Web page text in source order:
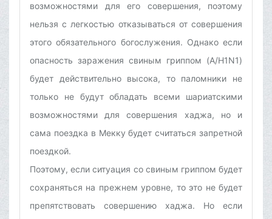
возможностями для его совершения, поэтому
нельзя с легкостью отказываться от совершения
этого обязательного богослужения. Однако если
опасность заражения свиным гриппом (A/H1N1)
будет действительно высока, то паломники не
только не будут обладать всеми шариатскими
возможностями для совершения хаджа, но и
сама поездка в Мекку будет считаться запретной
поездкой.
Поэтому, если ситуация со свиным гриппом будет
сохраняться на прежнем уровне, то это не будет
препятствовать совершению хаджа. Но если